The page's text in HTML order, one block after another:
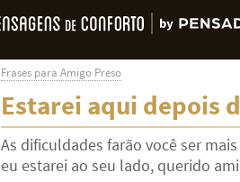
Frases para Amigo Preso
Estarei aqui depois
As dificuldades farão você ser
eu estarei ao seu lado, querido